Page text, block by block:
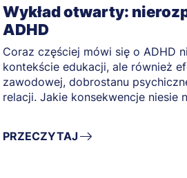
Wykład otwarty:
ADHD
Coraz częściej mówi się o ADHD
kontekście edukacji, ale również
zawodowej, dobrostanu
relacji. Jakie konsekwencje niesie
PRZECZYTAJ